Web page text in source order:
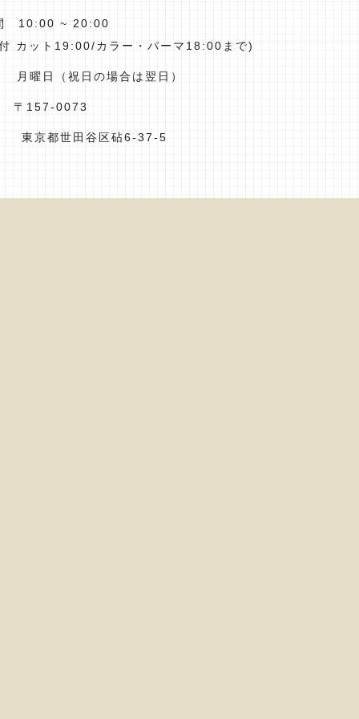
10:00 ~ 20:00
カット19:00/カラー・パーマ18:00まで)
曜日（祝日の場合は翌日）
157-0073
世田谷区砧6-37-5